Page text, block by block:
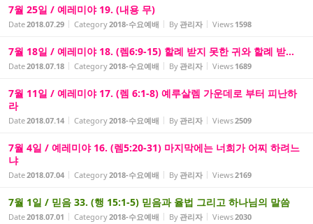
7월 25일 / 예레미야 19. (내용 무)
Date2018.07.29 Category2018-수요예배 By 관리자 Views 1598
7월 18일 / 예레미야 18. (렘6:9-15) 할례 받지 못한 귀와 할례 받...
Date2018.07.18 Category2018-수요예배 By 관리자 Views 1689
7월 11일 / 예레미야 17. (렘 6:1-8) 예루살렘 가운데로 부터 피난하
라
Date2018.07.14 Category2018-수요예배 By 관리자 Views2509
7월 4일 / 예레미야 16. (렘5:20-31) 마지막에는 너희가 어찌 하려느
냐
Date2018.07.04 Category2018-수요예배 By 관리자 Views2169
7월 1일 / 믿음 33. (행 15:1-5) 믿음과 율법 그리고 하나님의 말씀
Date2018.07.01 Category2018-수요예배 By 관리자 Views2030